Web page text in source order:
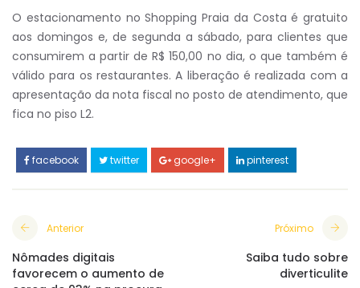
O estacionamento no Shopping Praia da Costa é gratuito
aos domingos e, de segunda a sábado, para clientes que
consumirem a partir de R$ 150,00 no dia, o que também é
válido para os restaurantes. A liberação é realizada com a
apresentação da nota fiscal no posto de atendimento, que
fica no piso L2.
facebook twitter google+ pinterest
Anterior
Nômades digitais
favorecem o aumento de
Próximo
Saiba tudo sobre
diverticulite